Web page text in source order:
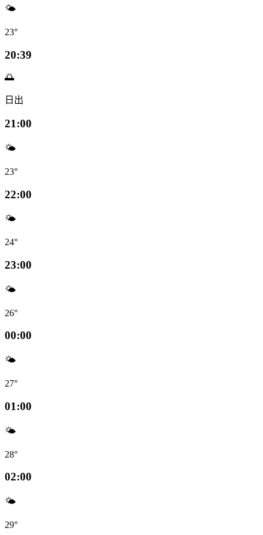
🌤️
23°
20:39
🌅
日出
21:00
🌤️
23°
22:00
🌤️
24°
23:00
🌤️
26°
00:00
🌤️
27°
01:00
🌤️
28°
02:00
🌤️
29°